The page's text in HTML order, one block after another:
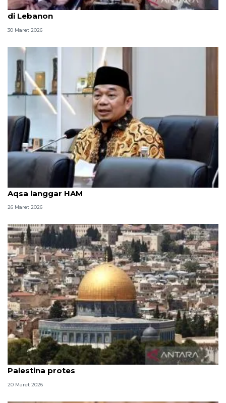
Komisi I DPR belasungkawa gugurnya prajurit TNI
di Lebanon
30 Maret 2026
Anggota DPR: Tindakan Israel larang shalat di Al
Aqsa langgar HAM
26 Maret 2026
Israel larang Shalat Idul Fitri di Al-Aqsa, warga
Palestina protes
20 Maret 2026